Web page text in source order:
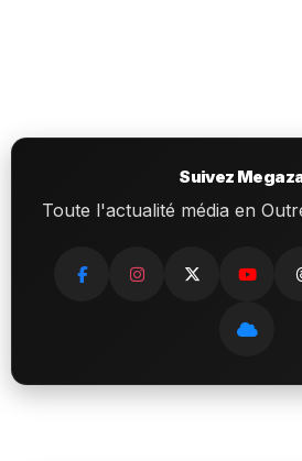
Suivez
Toute l'actualité média en